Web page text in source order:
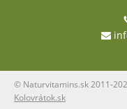
© Naturvitamins.sk 2011-
Kolovrátok.sk